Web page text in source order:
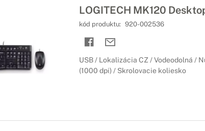
LOGITECH MK120
kód produktu: 920-002536
USB / Lokalizácia CZ / Vodeodolná /
(1000 dpi) / Skrolovacie koliesko